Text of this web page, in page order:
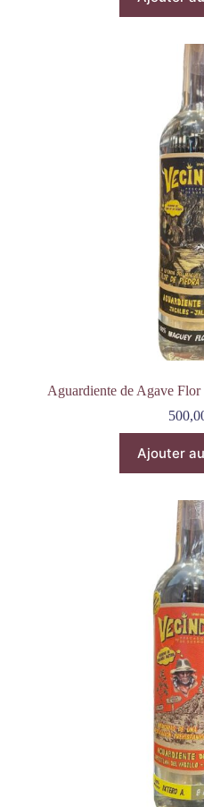
Aguardiente de Agave
Ajouter